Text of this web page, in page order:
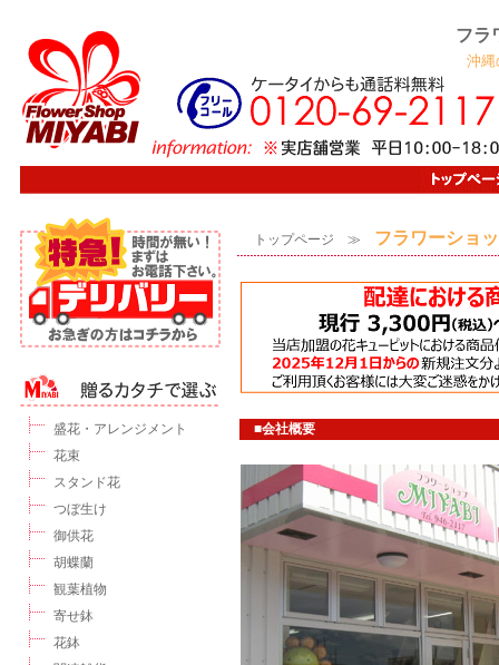
フラ
沖縄
盛花・アレンジメント
花束
スタンド花
つぼ生け
御供花
胡蝶蘭
観葉植物
寄せ鉢
花鉢
トップページ ≫ フラワーショ
■会社概要